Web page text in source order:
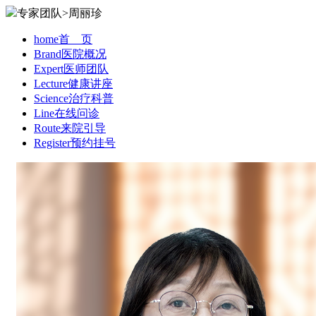
专家团队>周丽珍
home首 页
Brand医院概况
Expert医师团队
Lecture健康讲座
Science治疗科普
Line在线问诊
Route来院引导
Register预约挂号